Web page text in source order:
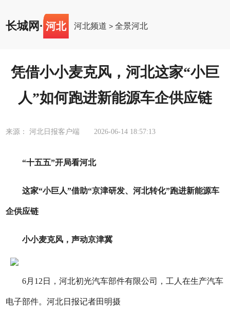
长城网 · 河北 河北频道 >全景河北
凭借小小麦克风，河北这家“小巨
人”如何跑进新能源车企供应链
来源： 河北日报客户端 2026-06-14 18:57:13
“十五五”开局看河北
这家“小巨人”借助“京津研发、河北转化”跑进新能源车
企供应链
小小麦克风，声动京津冀
6月12日，河北初光汽车部件有限公司，工人在生产汽车
电子部件。河北日报记者田明摄